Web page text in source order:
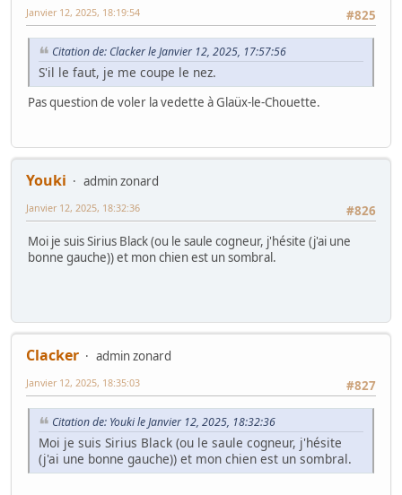
#825
Janvier 12, 2025, 18:19:54
Citation de: Clacker le Janvier 12, 2025, 17:57:56
S'il le faut, je me coupe le nez.
Pas question de voler la vedette à Glaüx-le-Chouette.
Youki
admin zonard
#826
Janvier 12, 2025, 18:32:36
Moi je suis Sirius Black (ou le saule cogneur, j'hésite (j'ai une
bonne gauche)) et mon chien est un sombral.
Clacker
admin zonard
#827
Janvier 12, 2025, 18:35:03
Citation de: Youki le Janvier 12, 2025, 18:32:36
Moi je suis Sirius Black (ou le saule cogneur, j'hésite
(j'ai une bonne gauche)) et mon chien est un sombral.